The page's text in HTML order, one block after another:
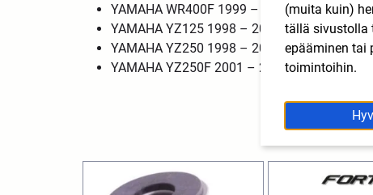
YAMAHA WR400F 1999 – 2000 REAR
YAMAHA YZ125 1998 – 2002 REAR
YAMAHA YZ250 1998 – 2002 REAR
YAMAHA YZ250F 2001 – 2003 REAR
(muita kuin)
tällä sivustolla
epääminen tai
toimintoihin.